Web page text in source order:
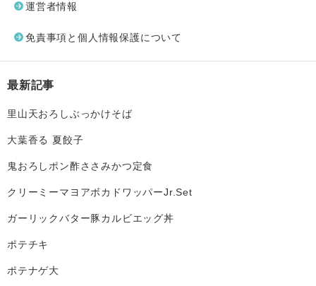
運営者情報
免責事項と個人情報保護について
最新記事
里山天おろしぶっかけそば
大葉香る 夏餃子
鬼おろしポン酢ささみかつ定食
クリーミーマヨアボカドワッパーJr.Set
ガーリックバター豚カルビエッグ丼
ポテチキ
ポテナゲ大